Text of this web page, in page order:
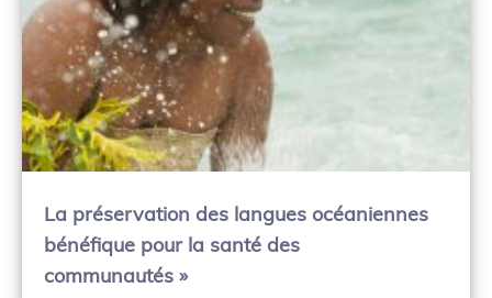
La préservation des langues océaniennes
bénéfique pour la santé des
communautés »